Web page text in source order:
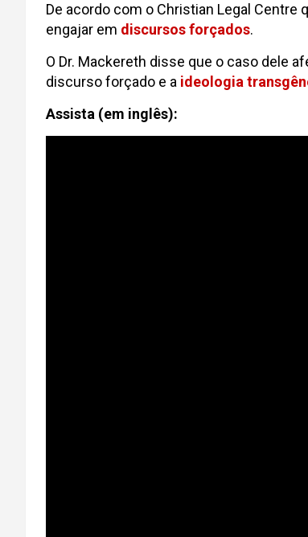
De acordo com o Christian Legal
engajar em discursos forçados.
O Dr. Mackereth disse que o caso dele
discurso forçado e a ideologia
Assista (em inglês):